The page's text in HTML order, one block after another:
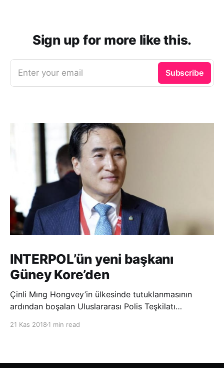
Sign up for more like this.
Enter your email Subscribe
INTERPOL’ün yeni başkanı
Güney Kore’den
Çinli Mıng Hongvey’in ülkesinde tutuklanmasının
ardından boşalan Uluslararası Polis Teşkilatı
21 Kas 2018 1 min read